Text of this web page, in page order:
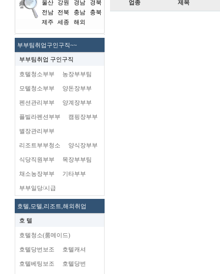
울산
강원 경남
경북
전남
전북 충남
충북
제주
세종 해외
부부팀취업구인구직~~
부부팀취업 구인구직
호텔청소부부 농장부부팀
모텔청소부부 양돈장부부
펜션관리부부 양계장부부
플빌라펜션부부 캠핑장부부
별장관리부부
리조트부부청소 양식장부부
식당직원부부 목장부부팀
채소농장부부 기타부부
부부일당/시급
호텔,모텔,리조트,해외취업
호 텔
호텔청소(룸메이드)
호텔당번보조 호텔캐셔
호텔베팅보조 호텔당번
업종 제목